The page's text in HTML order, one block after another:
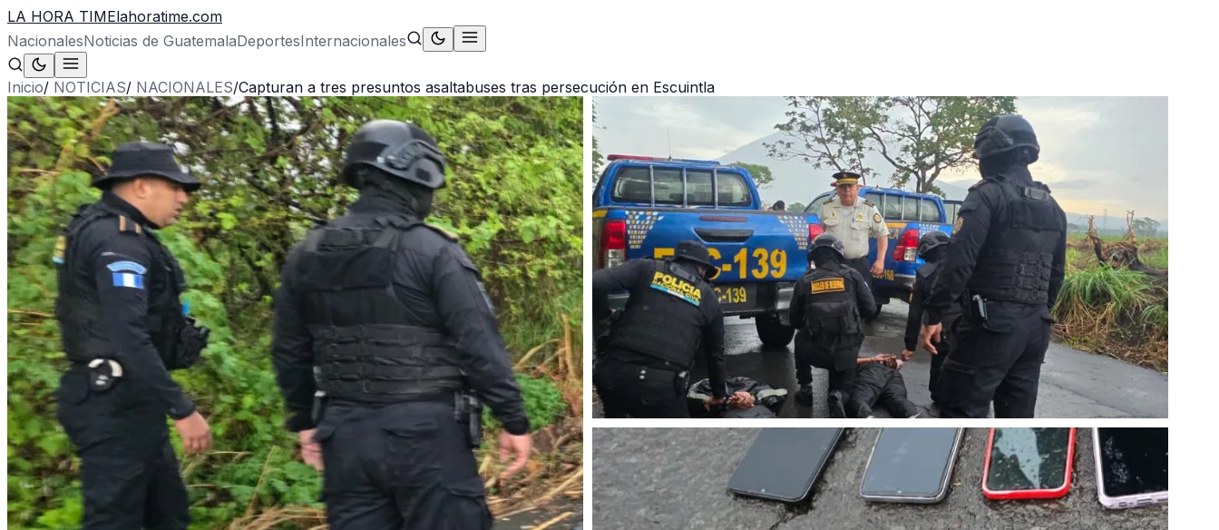
LA HORA TIMElahoratime.com
NacionalesNoticias de GuatemalaDeportesInternacionales
Inicio/ NOTICIAS/ NACIONALES/Capturan a tres presuntos asaltabuses tras persecución en Escuintla